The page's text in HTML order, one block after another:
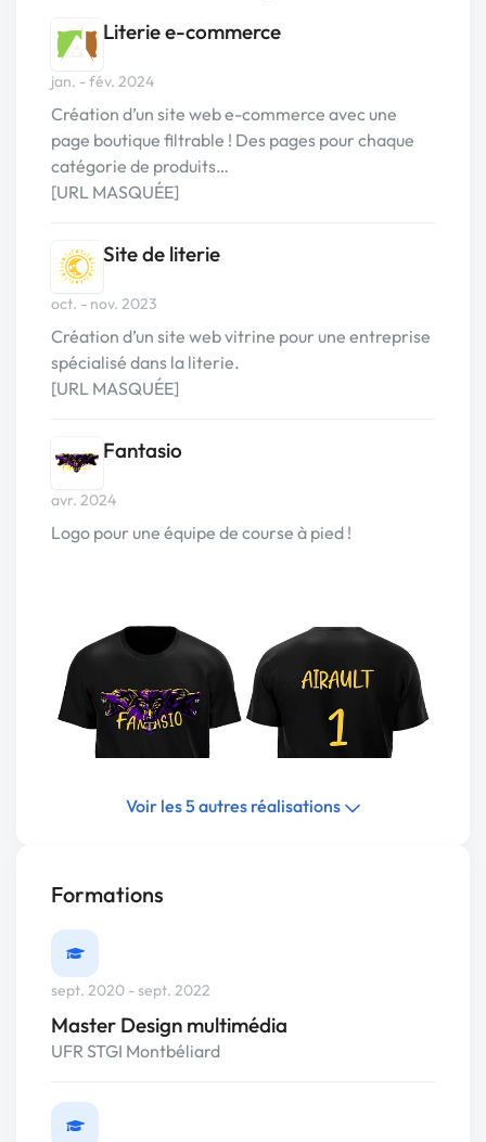
Literie e-commerce
jan. - fév. 2024
Création d’un site web e-commerce avec une
page boutique filtrable ! Des pages pour chaque
catégorie de produits…
[URL MASQUÉE]
Site de literie
oct. - nov. 2023
Création d’un site web vitrine pour une entreprise
spécialisé dans la literie.
[URL MASQUÉE]
Fantasio
avr. 2024
Logo pour une équipe de course à pied !
Voir les 5 autres réalisations
Formations
sept. 2020 - sept. 2022
Master Design multimédia
UFR STGI Montbéliard